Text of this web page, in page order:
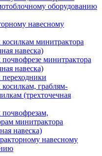
оборудованию
навесному
косилкам минитрактора
навеска)
почвофрезе минитрактора
навеска)
косилкам, граблям-
(трехточечная
почвофрезам,
минитрактора
навеска)
навесному